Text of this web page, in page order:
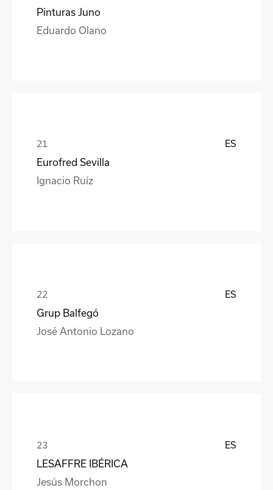
Pinturas Juno
Eduardo Olano
ES
Eurofred Sevilla
Ignacio Ruíz
ES
Grup Balfegó
José Antonio Lozano
ES
LESAFFRE IBÉRICA
Jesús Morchon